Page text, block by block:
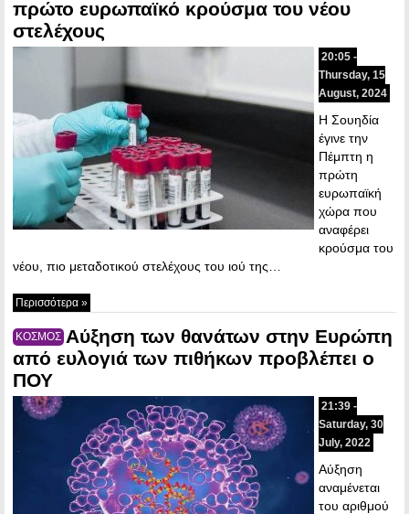
πρώτο ευρωπαϊκό κρούσμα του νέου
στελέχους
20:05 -
Thursday, 15
August, 2024
H Σουηδία
έγινε την
Πέμπτη η
πρώτη
ευρωπαϊκή
χώρα που
αναφέρει
κρούσμα του
νέου, πιο μεταδοτικού στελέχους του ιού της…
Περισσότερα »
ΚΟΣΜΟΣ Αύξηση των θανάτων στην Ευρώπη
από ευλογιά των πιθήκων προβλέπει ο
ΠΟΥ
21:39 -
Saturday, 30
July, 2022
Αύξηση
αναμένεται
του αριθμού